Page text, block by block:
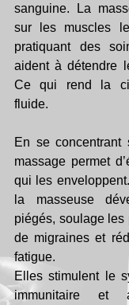
sanguine. La
sur les muscles
pratiquant des
aident à détendre
Ce qui rend la
fluide.
En se
massage permet
qui les
la masseuse
piégés, soulage les
de migraines et
fatigue.
Elles stimulent le
immunitaire et